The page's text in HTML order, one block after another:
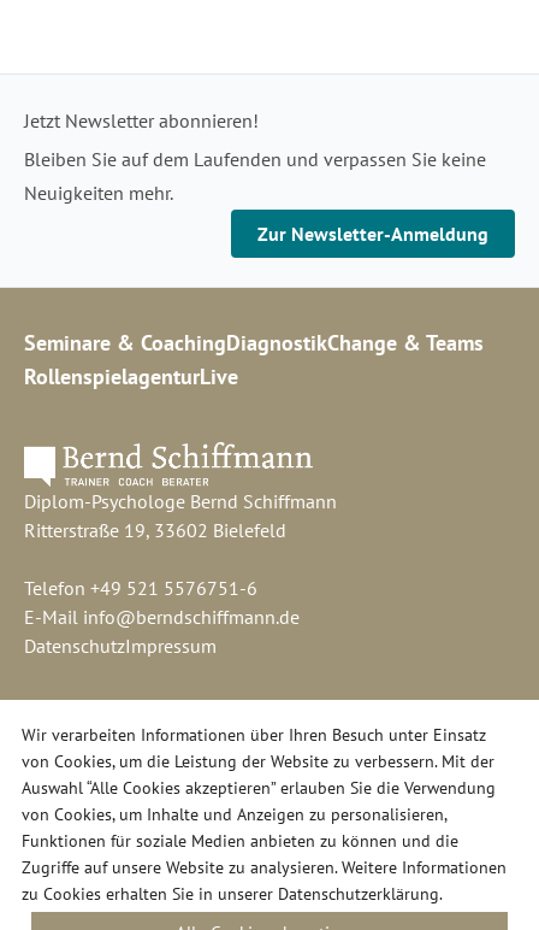
Wir verarbeiten Informationen über Ihren Besuch unter Einsatz
von Cookies, um die Leistung der Website zu verbessern. Mit der
Auswahl “Alle Cookies akzeptieren” erlauben Sie die Verwendung
von Cookies, um Inhalte und Anzeigen zu personalisieren,
Funktionen für soziale Medien anbieten zu können und die
Zugriffe auf unsere Website zu analysieren. Weitere Informationen
zu Cookies erhalten Sie in unserer Datenschutzerklärung.
Jetzt Newsletter abonnieren!
Bleiben Sie auf dem Laufenden und verpassen Sie keine
Neuigkeiten mehr.
Zur Newsletter-Anmeldung
Seminare & CoachingDiagnostikChange & Teams
RollenspielagenturLive
Diplom-Psychologe Bernd Schiffmann
Ritterstraße 19, 33602 Bielefeld
Telefon +49 521 5576751-6
E-Mail info@berndschiffmann.de
DatenschutzImpressum